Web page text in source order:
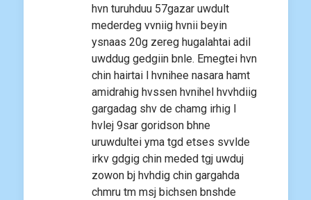
hvn turuhduu 57gazar uwdult
mederdeg vvniig hvnii beyin
ysnaas 20g zereg hugalahtai adil
uwddug gedgiin bnle. Emegtei hvn
chin hairtai l hvnihee nasara hamt
amidrahig hvssen hvnihel hvvhdiig
gargadag shv de chamg irhig l
hvlej 9sar goridson bhne
uruwdultei yma tgd etses svvlde
irkv gdgig chin meded tgj uwduj
zowon bj hvhdig chin gargahda
chmru tm msj bichsen bnshde